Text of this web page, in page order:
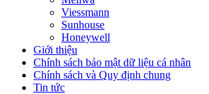
Viessmann
Sunhouse
Honeywell
Giới thiệu
Chính sách bảo mật dữ liệu cá nhân
Chính sách và Quy định chung
Tin tức